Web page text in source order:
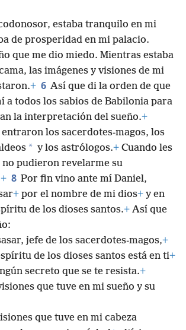
estaba tranquilo en mi
de prosperidad en mi palacio.
que me dio miedo. Mientras estaba
las imágenes y visiones de mi
+ 6 Así que di la orden de que
a todos los sabios de Babilonia para
la interpretación del sueño.+
entraron los sacerdotes-magos, los
* y los astrólogos.+ Cuando les
no pudieron revelarme su
+ 8 Por fin vino ante mí Daniel,
+ por el nombre de mi dios+ y en
de los dioses santos.+ Así que
jefe de los sacerdotes-magos,+
de los dioses santos está en ti+
secreto que se te resista.+
que tuve en mi sueño y su
que tuve en mi cabeza